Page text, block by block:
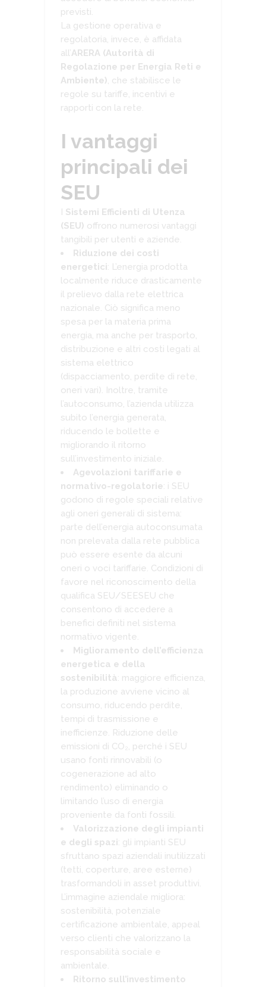
previsti.
La gestione operativa e
regolatoria, invece, è affidata
all’ARERA (Autorità di
Regolazione per Energia Reti e
Ambiente), che stabilisce le
regole su tariffe, incentivi e
rapporti con la rete.
I vantaggi
principali dei
SEU
I Sistemi Efficienti di Utenza
(SEU) offrono numerosi vantaggi
tangibili per utenti e aziende.
Riduzione dei costi
energetici: L’energia prodotta
localmente riduce drasticamente
il prelievo dalla rete elettrica
nazionale. Ciò significa meno
spesa per la materia prima
energia, ma anche per trasporto,
distribuzione e altri costi legati al
sistema elettrico
(dispacciamento, perdite di rete,
oneri vari). Inoltre, tramite
l’autoconsumo, l’azienda utilizza
subito l’energia generata,
riducendo le bollette e
migliorando il ritorno
sull’investimento iniziale.
Agevolazioni tariffarie e
normativo-regolatorie: i SEU
godono di regole speciali relative
agli oneri generali di sistema:
parte dell’energia autoconsumata
non prelevata dalla rete pubblica
può essere esente da alcuni
oneri o voci tariffarie. Condizioni di
favore nel riconoscimento della
qualifica SEU/SEESEU che
consentono di accedere a
benefici definiti nel sistema
normativo vigente.
Miglioramento dell’efficienza
energetica e della
sostenibilità: maggiore efficienza,
la produzione avviene vicino al
consumo, riducendo perdite,
tempi di trasmissione e
inefficienze. Riduzione delle
emissioni di CO₂, perché i SEU
usano fonti rinnovabili (o
cogenerazione ad alto
rendimento) eliminando o
limitando l’uso di energia
proveniente da fonti fossili.
Valorizzazione degli impianti
e degli spazi: gli impianti SEU
sfruttano spazi aziendali inutilizzati
(tetti, coperture, aree esterne)
trasformandoli in asset produttivi.
L’immagine aziendale migliora:
sostenibilità, potenziale
certificazione ambientale, appeal
verso clienti che valorizzano la
responsabilità sociale e
ambientale.
Ritorno sull’investimento